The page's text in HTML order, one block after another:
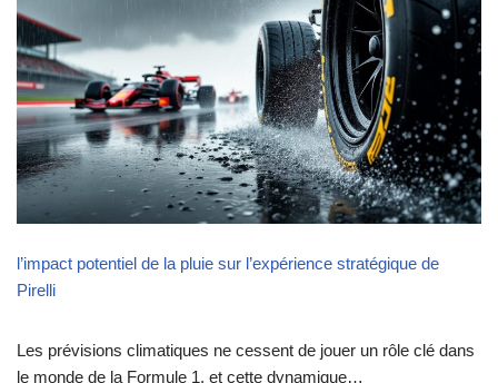
l’impact potentiel de la pluie sur l’expérience stratégique de
Pirelli
Les prévisions climatiques ne cessent de jouer un rôle clé dans
le monde de la Formule 1, et cette dynamique…